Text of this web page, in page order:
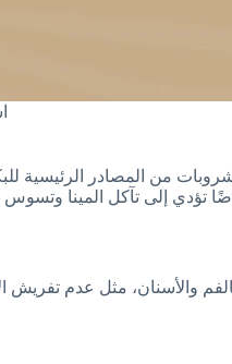
من المصادر
تؤدي إلى تآكل المينا وتسوس
والأسنان، مثل عدم تفريش